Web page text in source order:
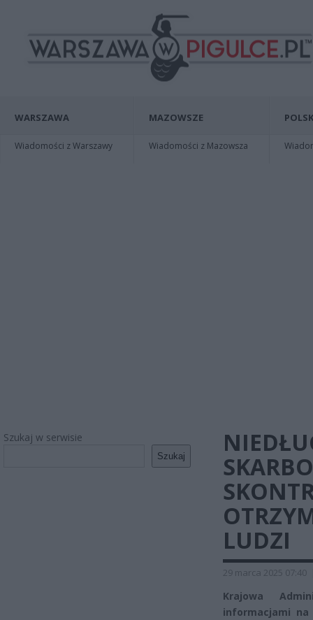
WARSZAWA
Wiadomości z Warszawy
MAZOWSZE
Wiadomości z Mazowsza
Szukaj w serwisie
Szukaj
LUDZI
29 marca 2025 07:40
Krajowa
informacjami